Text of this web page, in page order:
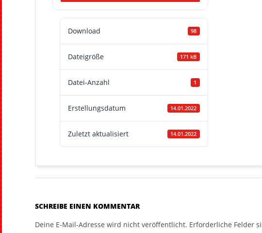
H Download 98
Dateigröße 171 kB
Datei-Anzahl 1
Erstellungsdatum 14.01.2022
Zuletzt aktualisiert 14.01.2022
SCHREIBE EINEN KOMMENTAR
Deine E-Mail-Adresse wird nicht veröffentlicht. Erforderliche Felder